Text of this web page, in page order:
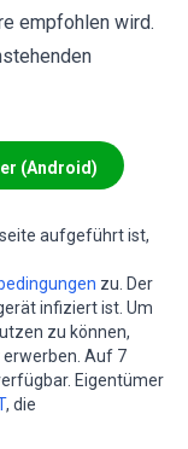
empfohlen wird.
(Android)
aufgeführt ist,
zu. Der
infiziert ist. Um
zu können,
erwerben. Auf 7
Eigentümer
, die